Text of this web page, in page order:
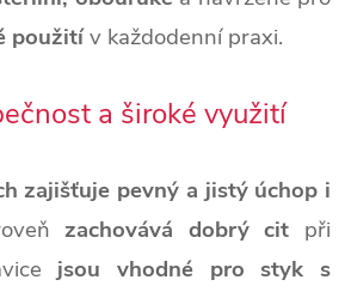
použitív každodenní praxi.
a široké využití
zajišťuje pevný a jistý úchop i
zachovává dobrý cit při
jsou vhodné pro styk s